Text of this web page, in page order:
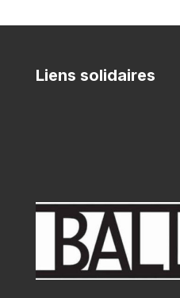
Liens solidaires